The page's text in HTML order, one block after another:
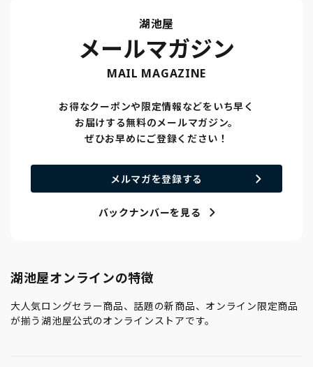
湖池屋
メールマガジン
MAIL MAGAZINE
お得なクーポンや限定情報などをいち早く
お届けする無料のメールマガジン。
ぜひお早めにご登録ください！
メルマガを登録する
バックナンバーを見る
湖池屋オンラインの特徴
大人気ロングセラー商品、話題の新商品、オンライン限定商品
が揃う湖池屋公式のオンラインストアです。